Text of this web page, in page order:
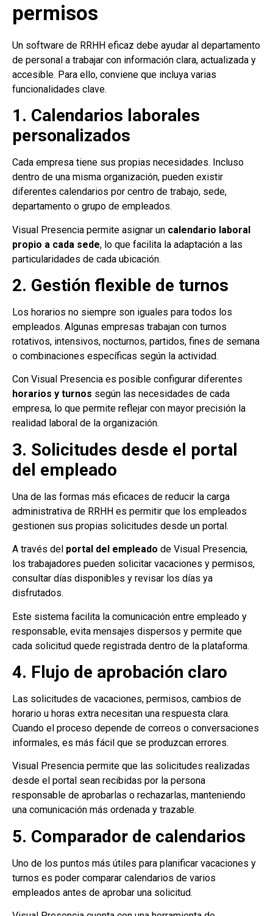
permisos
Un software de RRHH eficaz debe ayudar al departamento
de personal a trabajar con información clara, actualizada y
accesible. Para ello, conviene que incluya varias
funcionalidades clave.
1. Calendarios laborales
personalizados
Cada empresa tiene sus propias necesidades. Incluso
dentro de una misma organización, pueden existir
diferentes calendarios por centro de trabajo, sede,
departamento o grupo de empleados.
Visual Presencia permite asignar un calendario laboral
propio a cada sede, lo que facilita la adaptación a las
particularidades de cada ubicación.
2. Gestión flexible de turnos
Los horarios no siempre son iguales para todos los
empleados. Algunas empresas trabajan con turnos
rotativos, intensivos, nocturnos, partidos, fines de semana
o combinaciones específicas según la actividad.
Con Visual Presencia es posible configurar diferentes
horarios y turnos según las necesidades de cada
empresa, lo que permite reflejar con mayor precisión la
realidad laboral de la organización.
3. Solicitudes desde el portal
del empleado
Una de las formas más eficaces de reducir la carga
administrativa de RRHH es permitir que los empleados
gestionen sus propias solicitudes desde un portal.
A través del portal del empleado de Visual Presencia,
los trabajadores pueden solicitar vacaciones y permisos,
consultar días disponibles y revisar los días ya
disfrutados.
Este sistema facilita la comunicación entre empleado y
responsable, evita mensajes dispersos y permite que
cada solicitud quede registrada dentro de la plataforma.
4. Flujo de aprobación claro
Las solicitudes de vacaciones, permisos, cambios de
horario u horas extra necesitan una respuesta clara.
Cuando el proceso depende de correos o conversaciones
informales, es más fácil que se produzcan errores.
Visual Presencia permite que las solicitudes realizadas
desde el portal sean recibidas por la persona
responsable de aprobarlas o rechazarlas, manteniendo
una comunicación más ordenada y trazable.
5. Comparador de calendarios
Uno de los puntos más útiles para planificar vacaciones y
turnos es poder comparar calendarios de varios
empleados antes de aprobar una solicitud.